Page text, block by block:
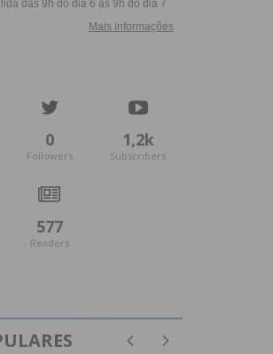
0
Followers
1,2k
Subscribers
577
Readers